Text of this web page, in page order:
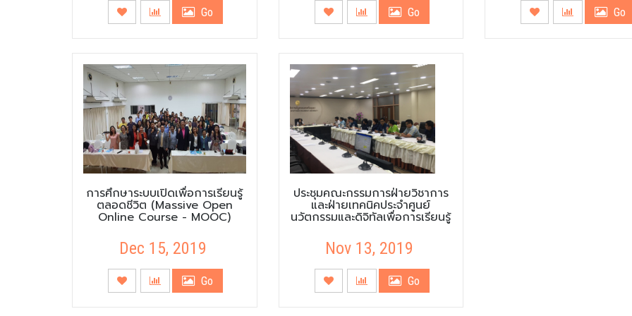
Go Go Go
การศึกษาระบบเปิดเพื่อการเรียนรู้
ตลอดชีวิต (Massive Open
Online Course - MOOC)
Dec 15, 2019
Go
ประชุมคณะกรรมการฝ่ายวิชาการ
และฝ่ายเทคนิคประจำศูนย์
นวัตกรรมและดิจิทัลเพื่อการเรียนรู้
Nov 13, 2019
Go